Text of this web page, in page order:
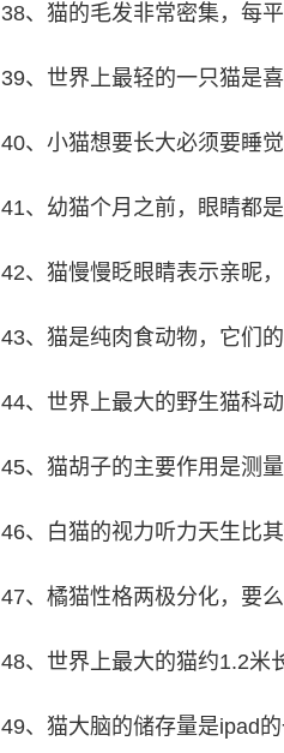
38、猫的毛发非常密集，每
39、世界上最轻的一只猫是
40、小猫想要长大必须要睡
41、幼猫个月之前，眼睛都是
42、猫慢慢眨眼睛表示亲昵
43、猫是纯肉食动物，它们
44、世界上最大的野生猫科动
45、猫胡子的主要作用是测
46、白猫的视力听力天生比
47、橘猫性格两极分化，要
48、世界上最大的猫约1.2米
49、猫大脑的储存量是ipad的